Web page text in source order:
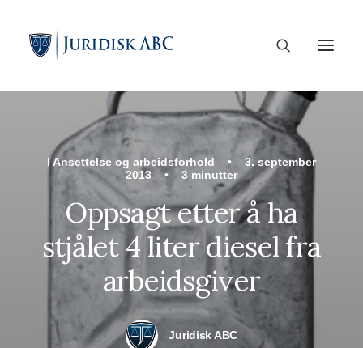
IAnsettelse og arbeidsforhold •
3. september
2013
• 3 minutter
Oppsagt etter å ha
stjålet 4 liter diesel fra
arbeidsgiver
Juridisk ABC